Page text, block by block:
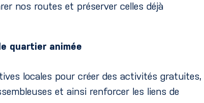
nos routes et préserver celles déjà
quartier animée
locales pour créer des activités gratuites,
et ainsi renforcer les liens de